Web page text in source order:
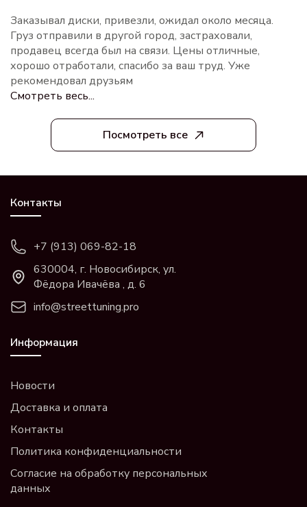
Посмотреть все
Заказывал диски, привезли, ожидал около месяца.
Груз отправили в другой город, застраховали,
продавец всегда был на связи. Цены отличные,
хорошо отработали, спасибо за ваш труд. Уже
рекомендовал друзьям
Смотреть весь...
Контакты
+7 (913) 069-82-18
630004, г. Новосибирск, ул.
Фёдора Ивачёва , д. 6
info@streettuning.pro
Информация
Новости
Доставка и оплата
Контакты
Политика конфиденциальности
Согласие на обработку персональных
данных